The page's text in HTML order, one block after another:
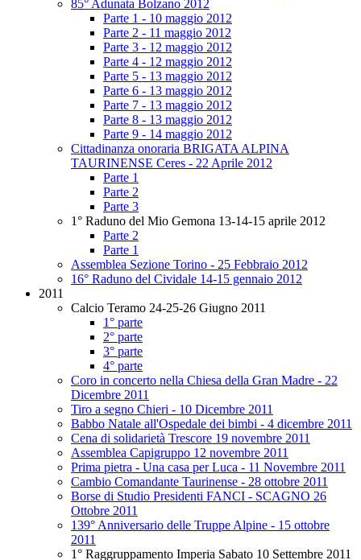
85° Adunata Bolzano 2012
Parte 1 - 10 maggio 2012
Parte 2 - 11 maggio 2012
Parte 3 - 12 maggio 2012
Parte 4 - 12 maggio 2012
Parte 5 - 13 maggio 2012
Parte 6 - 13 maggio 2012
Parte 7 - 13 maggio 2012
Parte 8 - 13 maggio 2012
Parte 9 - 14 maggio 2012
Cittadinanza onoraria BRIGATA ALPINA
TAURINENSE Ceres - 22 Aprile 2012
Parte 1
Parte 2
Parte 3
1° Raduno del Mio Gemona 13-14-15 aprile 2012
Parte 2
Parte 1
Assemblea Sezione Torino - 25 Febbraio 2012
16° Raduno del Cividale 14-15 gennaio 2012
2011
Calcio Teramo 24-25-26 Giugno 2011
1° parte
2° parte
3° parte
4° parte
Coro in concerto nella Chiesa della Gran Madre - 22
Dicembre 2011
Tiro a segno Chieri - 10 Dicembre 2011
Babbo Natale all'Ospedale dei bimbi - 4 dicembre 2011
Cena di solidarietà Trescore 19 novembre 2011
Assemblea Capigruppo 12 novembre 2011
Prima pietra - Una casa per Luca - 11 Novembre 2011
Cambio Comandante Taurinense - 28 ottobre 2011
Borse di Studio Presidenti FANCI - SCAGNO 26
Ottobre 2011
139° Anniversario delle Truppe Alpine - 15 ottobre
2011
1° Raggruppamento Imperia Sabato 10 Settembre 2011